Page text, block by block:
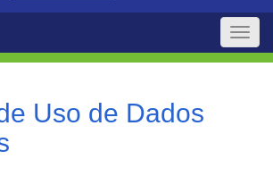
Toggle
Uso de Dados